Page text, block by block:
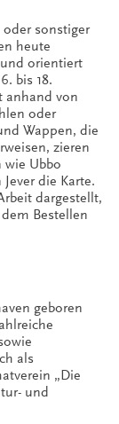
oder sonstiger
heute
orientiert
bis 18.
anhand von
oder
Wappen, die
zieren
wie Ubbo
die Karte.
dargestellt,
Bestellen
geboren
als
„Die
und